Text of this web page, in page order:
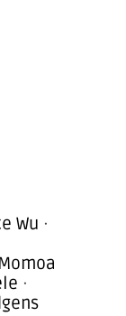
Wu ·
·